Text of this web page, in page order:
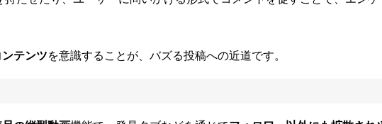
テンツを意識することが、バズる投稿への近道です。